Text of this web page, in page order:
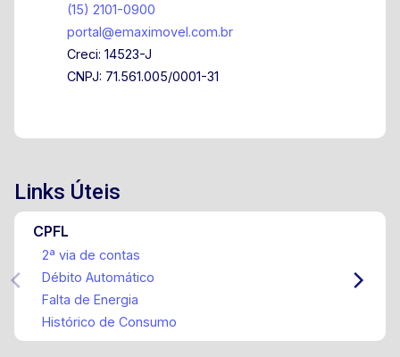
(15) 2101-0900
portal@emaximovel.com.br
Creci: 14523-J
CNPJ: 71.561.005/0001-31
Links Úteis
CPFL
2ª via de contas
Débito Automático
Falta de Energia
Histórico de Consumo